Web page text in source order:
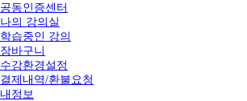
공동인증센터
나의 강의실
학습중인 강의
장바구니
수강환경설정
결제내역/환불요청
내정보